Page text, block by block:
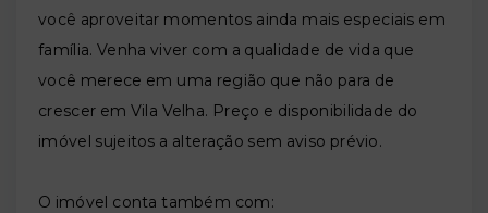
você aproveitar momentos ainda mais especiais em
família. Venha viver com a qualidade de vida que
você merece em uma região que não para de
crescer em Vila Velha. Preço e disponibilidade do
imóvel sujeitos a alteração sem aviso prévio.
O imóvel conta também com: